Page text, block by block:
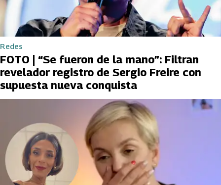
Redes
FOTO | “Se fueron de la mano”: Filtran
revelador registro de Sergio Freire con
supuesta nueva conquista